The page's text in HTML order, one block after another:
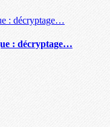
: décryptage…